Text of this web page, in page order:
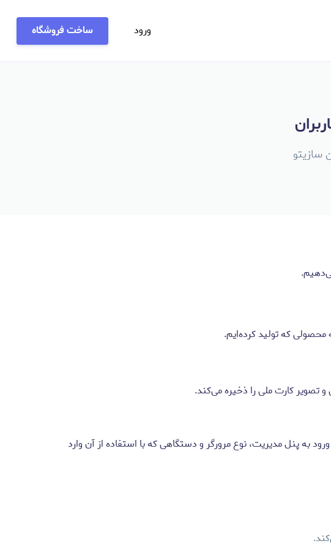
ورود ساخت فروشگاه
که تولید کرده‌ایم.
و تصویر کارت ملی را ذخیره می‌کند.
به پنل مدیریت، نوع مرورگر و دستگاهی که با استفاده از آن وارد